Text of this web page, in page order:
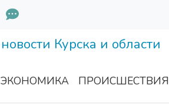
ЭКОНОМИКА ПРОИСШЕСТВИЯ